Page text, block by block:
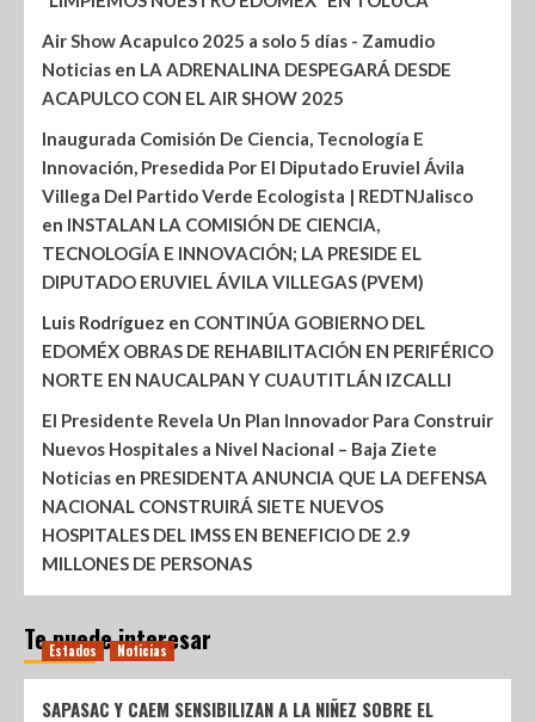
Air Show Acapulco 2025 a solo 5 días - Zamudio
Noticias en LA ADRENALINA DESPEGARÁ DESDE
ACAPULCO CON EL AIR SHOW 2025
Inaugurada Comisión De Ciencia, Tecnología E
Innovación, Presedida Por El Diputado Eruviel Ávila
Villega Del Partido Verde Ecologista | REDTNJalisco
en INSTALAN LA COMISIÓN DE CIENCIA,
TECNOLOGÍA E INNOVACIÓN; LA PRESIDE EL
DIPUTADO ERUVIEL ÁVILA VILLEGAS (PVEM)
Luis Rodríguez en CONTINÚA GOBIERNO DEL
EDOMÉX OBRAS DE REHABILITACIÓN EN PERIFÉRICO
NORTE EN NAUCALPAN Y CUAUTITLÁN IZCALLI
El Presidente Revela Un Plan Innovador Para Construir
Nuevos Hospitales a Nivel Nacional – Baja Ziete
Noticias en PRESIDENTA ANUNCIA QUE LA DEFENSA
NACIONAL CONSTRUIRÁ SIETE NUEVOS
HOSPITALES DEL IMSS EN BENEFICIO DE 2.9
MILLONES DE PERSONAS
Te puede interesar
Estados Noticias
SAPASAC Y CAEM SENSIBILIZAN A LA NIÑEZ SOBRE EL